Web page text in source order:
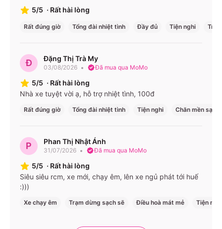
5/5 · Rất hài lòng
Rất đúng giờ Tổng đài nhiệt tình Đầy đủ Tiện nghi
Đ Đặng Thị Trà My
03/08/2026 Đã mua qua MoMo
5/5 · Rất hài lòng
Nhà xe tuyệt vời ạ, hỗ trợ nhiệt tình, 100đ
Rất đúng giờ Tổng đài nhiệt tình Tiện nghi Chăn mền sạch
P Phan Thị Nhật Ánh
31/07/2026 Đã mua qua MoMo
5/5 · Rất hài lòng
Siêu siêu rcm, xe mới, chạy êm, lên xe ngủ phát tới huế
:)))
Xe chạy êm Trạm dừng sạch sẽ Điều hoà mát mẻ Tiện nghi